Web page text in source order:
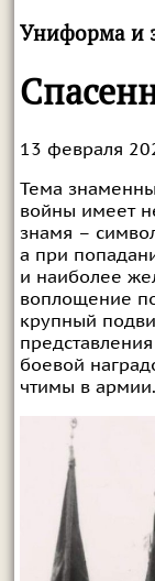
Униформа и
13 февраля
Тема
войны имеет
знамя –
а при
и наиболее
воплощение
крупный
боевой
чтимы в армии.